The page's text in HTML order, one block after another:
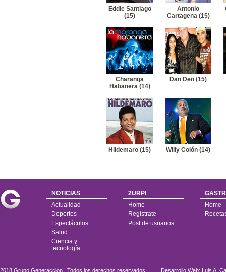
Eddie Santiago
(15)
Antonio
Cartagena (15)
Charanga
Habanera (14)
Dan Den (15)
Hildemaro (15) Willy Colón (14)
NOTICIAS
Actualidad
Deportes
Espectáculos
Salud
Ciencia y
tecnología
2URPI
Home
Regístrate
Post de usuarios
Home
2018 Grupo Generaccion . Todos los derechos reservados | Desarrollo Web: Luis